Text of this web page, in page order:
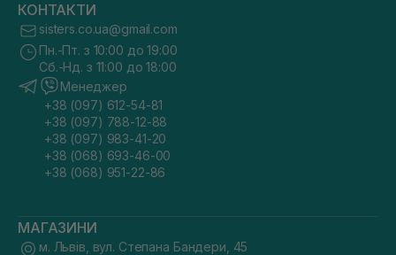
КОНТАКТИ
sisters.co.ua@gmail.com
Пн.-Пт. з 10:00 до 19:00
Сб.-Нд. з 11:00 до 18:00
Менеджер
+38 (097) 612-54-81
+38 (097) 788-12-88
+38 (097) 983-41-20
+38 (068) 693-46-00
+38 (068) 951-22-86
МАГАЗИНИ
м. Львів, вул. Степана Бандери, 45